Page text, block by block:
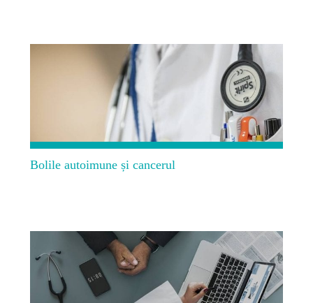
Bolile autoimune și cancerul